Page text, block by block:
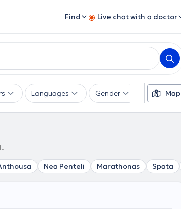
Find Live chat with a doctor
Languages Gender Map
Nea Penteli Marathonas Spata